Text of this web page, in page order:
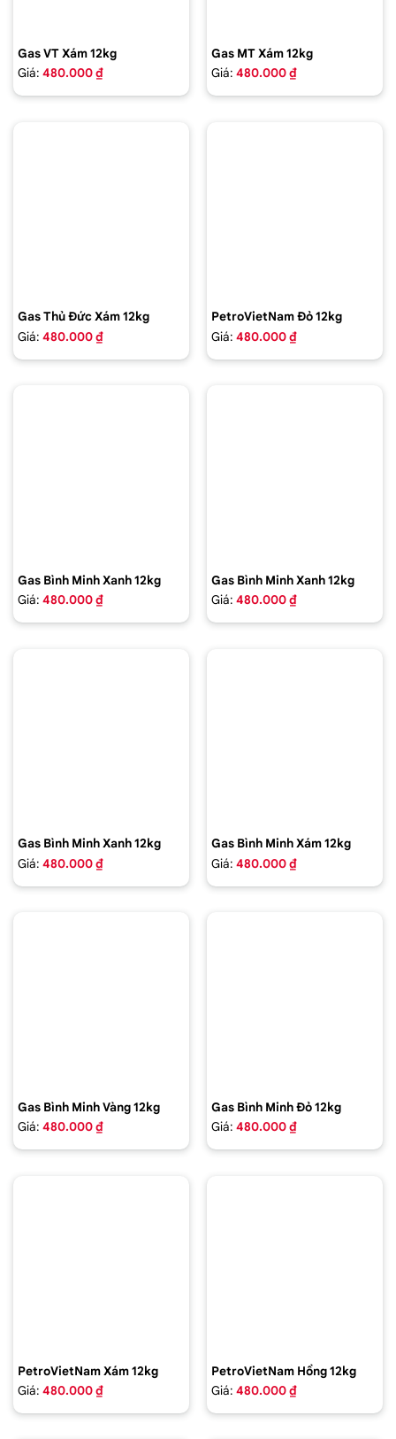
Gas VT Xám 12kg
Giá: 480.000 ₫
Gas MT Xám 12kg
Giá: 480.000 ₫
Gas Thủ Đức Xám 12kg
Giá: 480.000 ₫
PetroVietNam Đỏ 12kg
Giá: 480.000 ₫
Gas Bình Minh Xanh 12kg
Giá: 480.000 ₫
Gas Bình Minh Xanh 12kg
Giá: 480.000 ₫
Gas Bình Minh Xanh 12kg
Giá: 480.000 ₫
Gas Bình Minh Xám 12kg
Giá: 480.000 ₫
Gas Bình Minh Vàng 12kg
Giá: 480.000 ₫
Gas Bình Minh Đỏ 12kg
Giá: 480.000 ₫
PetroVietNam Xám 12kg
Giá: 480.000 ₫
PetroVietNam Hồng 12kg
Giá: 480.000 ₫